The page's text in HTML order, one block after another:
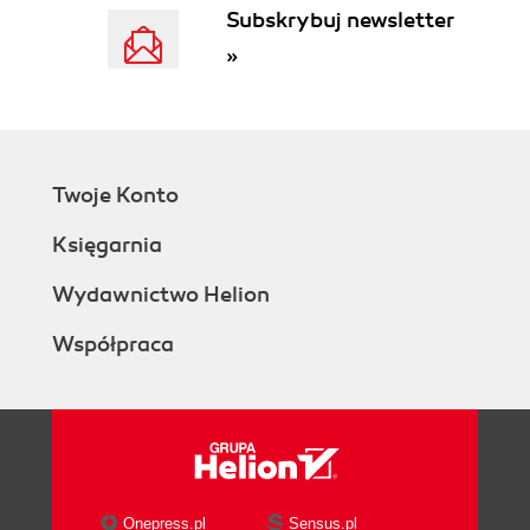
5.6. Pytania kontrolne (243)
Bibliografia (244)
Subskrybuj newsletter
»
Twoje Konto
Księgarnia
Wydawnictwo Helion
Współpraca
Onepress.pl Sensus.pl